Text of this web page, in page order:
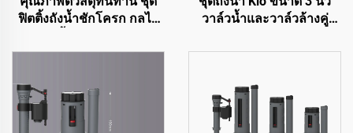
ฟิตติ้งถังน้ำชักโครก กลไก
WC
วาล์วน้ำและวาล์วล้างคู่
ด้วยราคาคุณภาพสูงแต่